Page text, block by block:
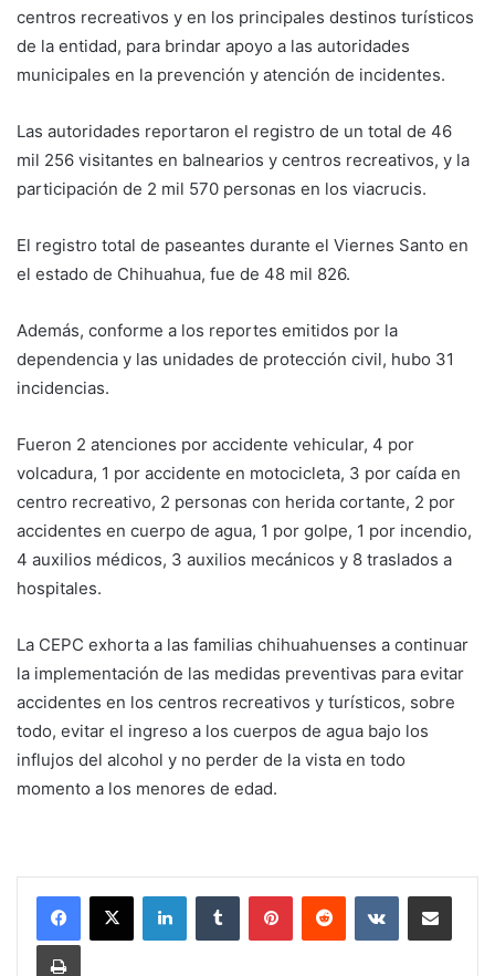
centros recreativos y en los principales destinos turísticos
de la entidad, para brindar apoyo a las autoridades
municipales en la prevención y atención de incidentes.
Las autoridades reportaron el registro de un total de 46
mil 256 visitantes en balnearios y centros recreativos, y la
participación de 2 mil 570 personas en los viacrucis.
El registro total de paseantes durante el Viernes Santo en
el estado de Chihuahua, fue de 48 mil 826.
Además, conforme a los reportes emitidos por la
dependencia y las unidades de protección civil, hubo 31
incidencias.
Fueron 2 atenciones por accidente vehicular, 4 por
volcadura, 1 por accidente en motocicleta, 3 por caída en
centro recreativo, 2 personas con herida cortante, 2 por
accidentes en cuerpo de agua, 1 por golpe, 1 por incendio,
4 auxilios médicos, 3 auxilios mecánicos y 8 traslados a
hospitales.
La CEPC exhorta a las familias chihuahuenses a continuar
la implementación de las medidas preventivas para evitar
accidentes en los centros recreativos y turísticos, sobre
todo, evitar el ingreso a los cuerpos de agua bajo los
influjos del alcohol y no perder de la vista en todo
momento a los menores de edad.
LinkedInTumblr PinterestReddit VKontakteShare via Email
Print